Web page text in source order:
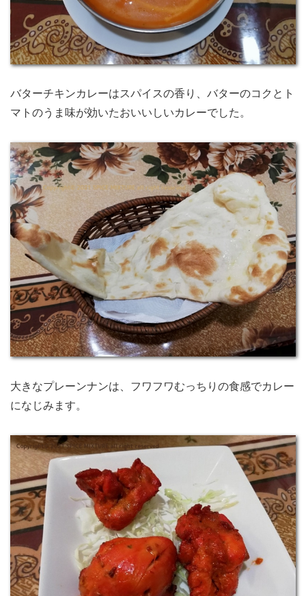
バターチキンカレーはスパイスの香り、バターのコクとト
マトのうま味が効いたおいいしいカレーでした。
大きなプレーンナンは、フワフワむっちりの食感でカレー
になじみます。